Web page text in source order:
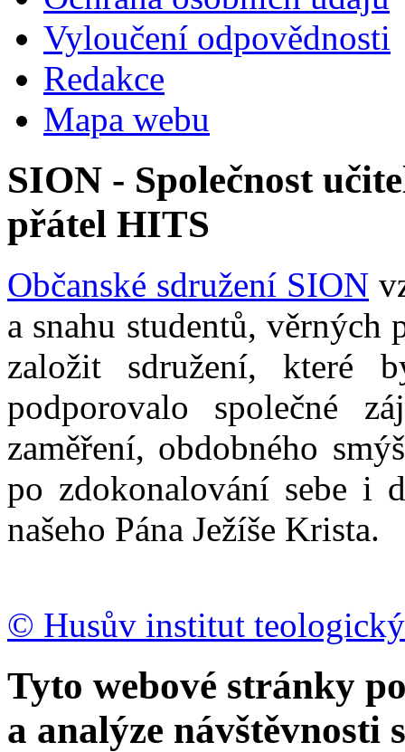
Vyloučení odpovědnosti
Redakce
Mapa webu
SION - Společnost
přátel HITS
Občanské sdružení SION
a snahu studentů, věrných
založit sdružení, které
podporovalo společné
zaměření, obdobného
po zdokonalování sebe i
našeho Pána Ježíše Krista.
© Husův institut
Tyto webové stránky
a analýze návštěvnosti